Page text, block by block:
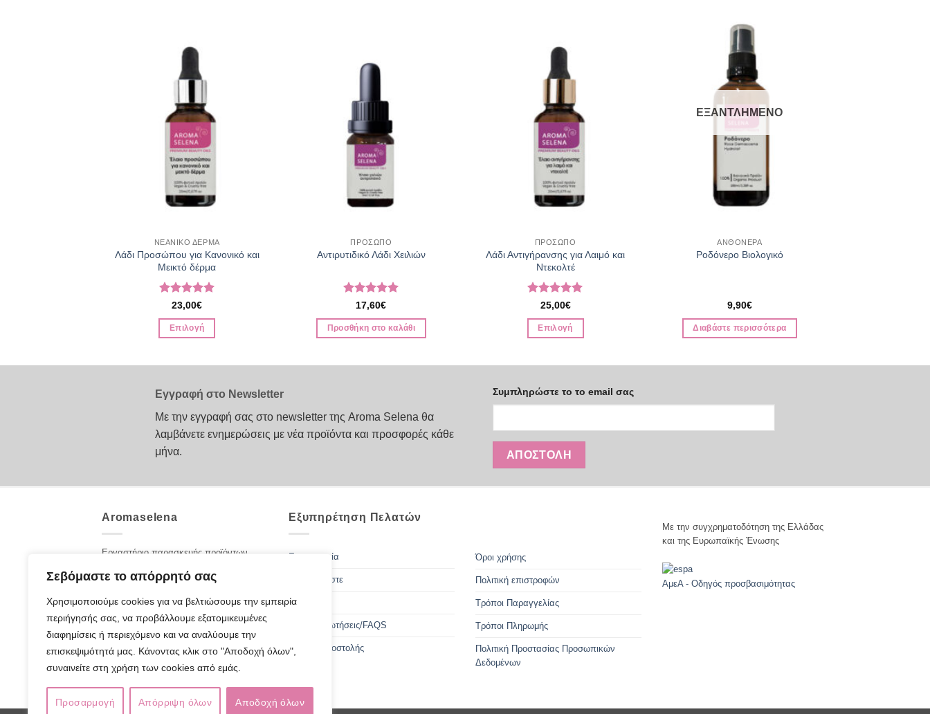
Σεβόμαστε το απόρρητό σας
Χρησιμοποιούμε cookies για να βελτιώσουμε την εμπειρία
περιήγησής σας, να προβάλλουμε εξατομικευμένες
διαφημίσεις ή περιεχόμενο και να αναλύουμε την
επισκεψιμότητά μας. Κάνοντας κλικ στο "Αποδοχή όλων",
συναινείτε στη χρήση των cookies από εμάς.
Προσαρμογή Απόρριψη όλων Αποδοχή όλων
ΝΕΑΝΙΚΟ ΔΕΡΜΑ
Λάδι Προσώπου για Κανονικό και
Μεικτό δέρμα
Βαθμολογήθηκε
23,00€
Επιλογή
έχει
παραλλαγές.
Οι
να
του
ΠΡΟΣΩΠΟ
Αντιρυτιδικό Λάδι Χειλιών
Βαθμολογήθηκε
17,60€
Προσθήκη στο καλάθι
ΠΡΟΣΩΠΟ
Λάδι Αντιγήρανσης για Λαιμό και
Ντεκολτέ
Βαθμολογήθηκε
25,00€
Επιλογή
έχει
πολλαπλές
Οι
επιλογές
μπορούν
να
ΕΞΑΝΤΛΗΜΕΝΟ
ΑΝΘΟΝΕΡΑ
Ροδόνερο Βιολογικό
9,90€
Διαβάστε περισσότερα
Εγγραφή στο Newsletter
Με την εγγραφή σας στο newsletter της Aroma Selena θα
λαμβάνετε ενημερώσεις με νέα προϊόντα και προσφορές κάθε
μήνα.
Συμπληρώστε το το email σας
Aromaselena
Εργαστήριο παρασκευής προϊόντων
αιθέρια έλαια και βότανα για πρόσωπο
προϊόντα από τη μητέρα φύση.
ΣΤΟΙΧΕΙΑ ΕΠΙΚΟΙΝΩΝΙΑΣ
Αγρίνιο, Τ.Κ. 30131
Τηλέφωνο: 2641049249
Εξυπηρέτηση Πελατών
Επικοινωνία
Ποιοι Είμαστε
Blog
Συχνές ερωτήσεις/FAQS
Τρόποι Αποστολής
Όροι χρήσης
Πολιτική επιστροφών
Τρόποι Παραγγελίας
Τρόποι Πληρωμής
Πολιτική Προστασίας Προσωπικών
Δεδομένων
Με την συγχρηματοδότηση της Ελλάδας
και της Ευρωπαϊκής Ένωσης
ΑμεΑ - Οδηγός προσβασιμότητας